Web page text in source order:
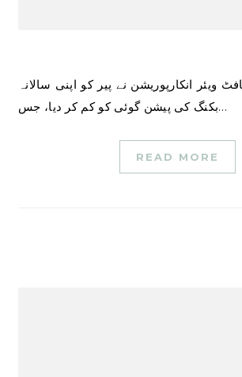
بکنگ کی پیشن گوئی کو کم کر دیا، جس…
READ MORE